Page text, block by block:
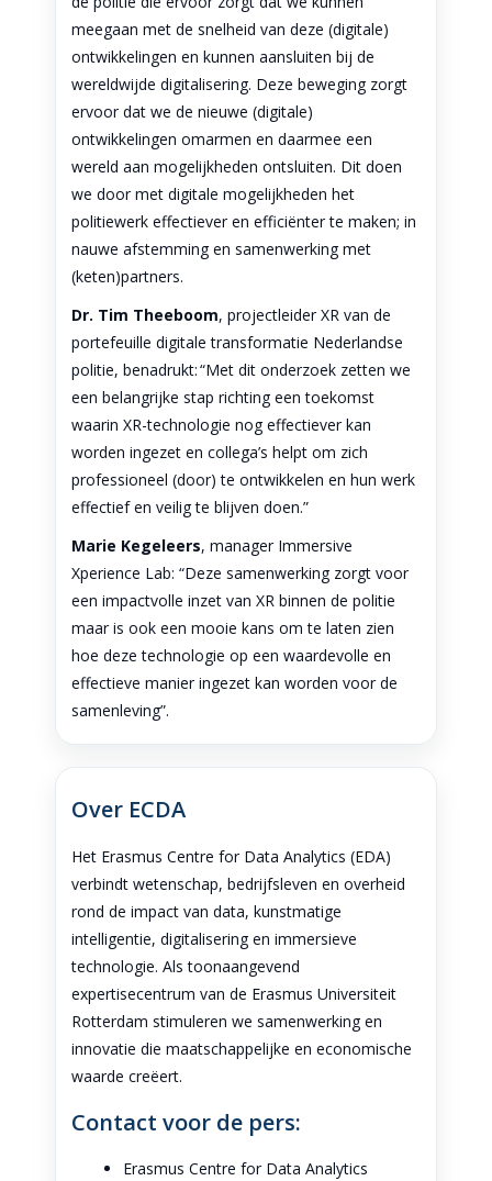
meegaan met de snelheid van deze (digitale)
ontwikkelingen en kunnen aansluiten bij de
wereldwijde digitalisering. Deze beweging zorgt
ervoor dat we de nieuwe (digitale)
ontwikkelingen omarmen en daarmee een
wereld aan mogelijkheden ontsluiten. Dit doen
we door met digitale mogelijkheden het
politiewerk effectiever en efficiënter te maken; in
nauwe afstemming en samenwerking met
(keten)partners.
Dr. Tim Theeboom, projectleider XR van de
portefeuille digitale transformatie Nederlandse
politie, benadrukt: “Met dit onderzoek zetten we
een belangrijke stap richting een toekomst
waarin XR-technologie nog effectiever kan
worden ingezet en collega’s helpt om zich
professioneel (door) te ontwikkelen en hun werk
effectief en veilig te blijven doen.”
Marie Kegeleers, manager Immersive
Xperience Lab: “Deze samenwerking zorgt voor
een impactvolle inzet van XR binnen de politie
maar is ook een mooie kans om te laten zien
hoe deze technologie op een waardevolle en
effectieve manier ingezet kan worden voor de
samenleving”.
Over ECDA
Het Erasmus Centre for Data Analytics (EDA)
verbindt wetenschap, bedrijfsleven en overheid
rond de impact van data, kunstmatige
intelligentie, digitalisering en immersieve
technologie. Als toonaangevend
expertisecentrum van de Erasmus Universiteit
Rotterdam stimuleren we samenwerking en
innovatie die maatschappelijke en economische
waarde creëert.
Contact voor de pers:
Erasmus Centre for Data Analytics